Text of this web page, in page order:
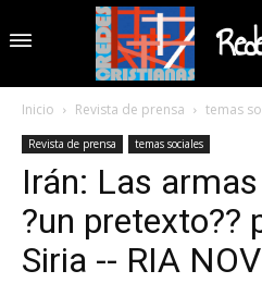
Inicio Revista de prensa temas
Revista de prensa temas sociales
Irán: Las
?un pretexto??
Siria -- RIA